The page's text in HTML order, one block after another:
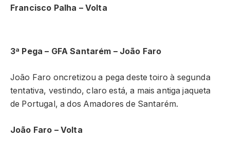
Francisco Palha – Volta
3ª Pega – GFA Santarém – João Faro
João Faro oncretizou a pega deste toiro à segunda
tentativa, vestindo, claro está, a mais antiga jaqueta
de Portugal, a dos Amadores de Santarém.
João Faro – Volta